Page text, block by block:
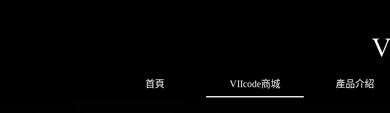
首頁 VIIcode商城 產品介紹